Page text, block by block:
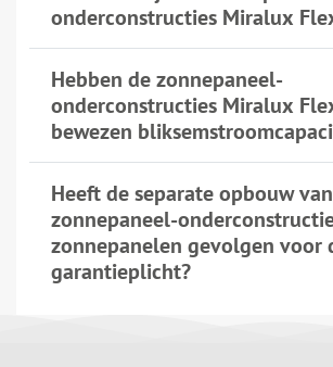
onderconstructies Miralux
Hebben de zonnepaneel-
onderconstructies Miralux
bewezen
Heeft de separate opbouw
zonnepaneel-
zonnepanelen gevolgen voor
garantieplicht?